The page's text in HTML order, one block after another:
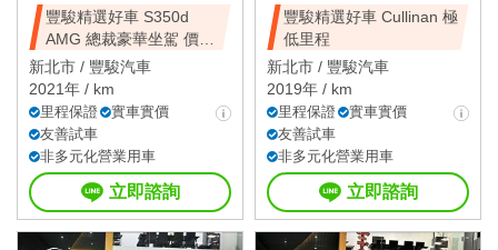
豐駿精選好車 S350d
AMG 總裁豪華坐駕 價錢
十分甜美
新北市 / 豐駿汽車
2021年 / km
里程保證
實車實價
友善試車
非多元化營業用車
立即諮詢
豐駿精選好車 Cullinan 極
低里程
新北市 / 豐駿汽車
2019年 / km
里程保證
實車實價
友善試車
非多元化營業用車
立即諮詢